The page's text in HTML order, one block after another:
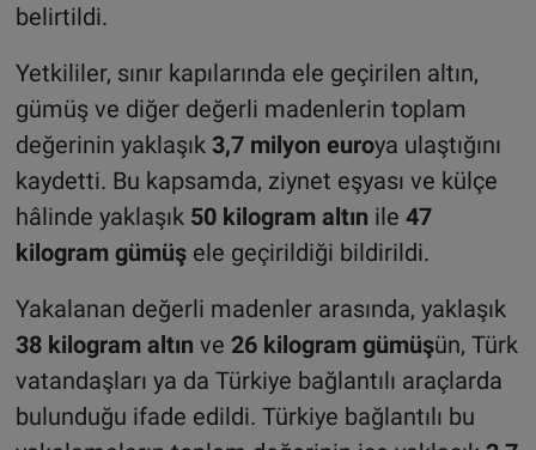
belirtildi.
Yetkililer, sınır kapılarında ele geçirilen altın,
gümüş ve diğer değerli madenlerin toplam
değerinin yaklaşık 3,7 milyon euroya ulaştığını
kaydetti. Bu kapsamda, ziynet eşyası ve külçe
hâlinde yaklaşık 50 kilogram altın ile 47
kilogram gümüşele geçirildiği bildirildi.
Yakalanan değerli madenler arasında, yaklaşık
38 kilogram altın ve 26 kilogram gümüşün, Türk
vatandaşları ya da Türkiye bağlantılı araçlarda
bulunduğu ifade edildi. Türkiye bağlantılı bu